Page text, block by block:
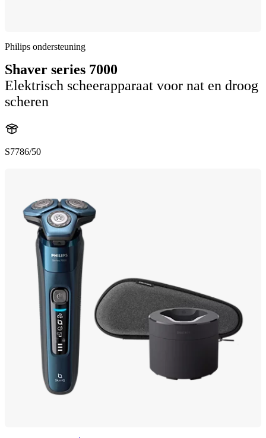
Philips ondersteuning
Shaver series 7000
Elektrisch scheerapparaat voor nat en droog
scheren
S7786/50